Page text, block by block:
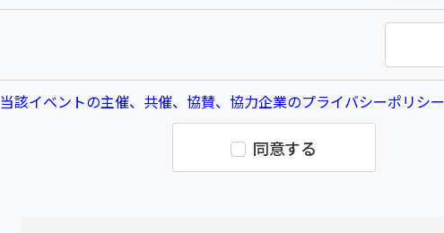
当該イベントの主催、共催、協賛、協力企業のプライバシーポリシー
同意する